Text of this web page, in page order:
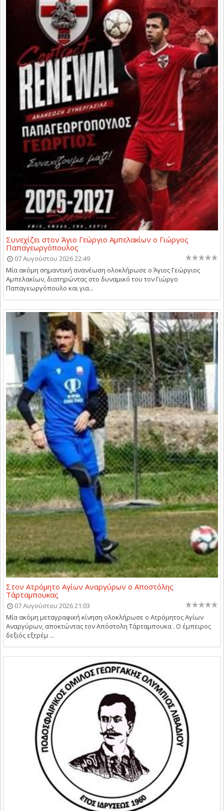
Συνεχίζει στον Άγιο Γεώργιο Αμπελακίων ο Γιώργος
Παπαγεωργόπουλος
07 Αυγούστου 2026 22:49
Μία ακόμη σημαντική ανανέωση ολοκλήρωσε ο Άγιος Γεώργιος
Αμπελακίων, διατηρώντας στο δυναμικό του τον Γιώργο
Παπαγεωργόπουλο και για...
Στον Ατρόμητο Αγίων Αναργύρων ο Αποστόλης
Τάρταμπουκας
07 Αυγούστου 2026 21:03
Μία ακόμη μεταγραφική κίνηση ολοκλήρωσε ο Ατρόμητος Αγίων
Αναργύρων, αποκτώντας τον Απόστολη Τάρταμπουκα . Ο έμπειρος
δεξιός εξτρέμ ...